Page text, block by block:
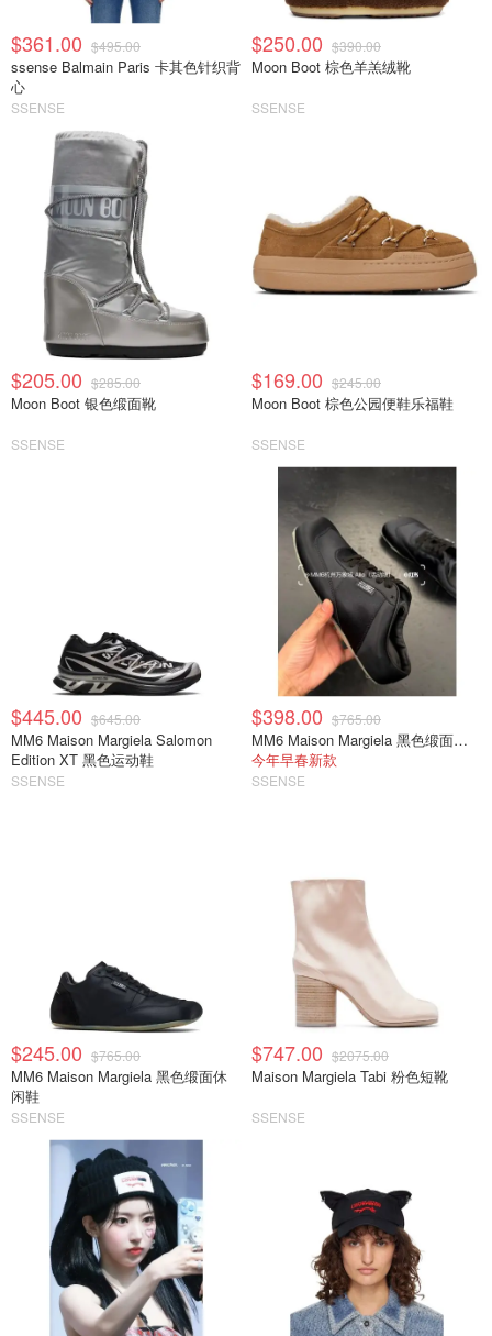
$361.00 $495.00
ssense Balmain Paris 卡其色针织背
心
SSENSE
$250.00 $390.00
Moon Boot 棕色羊羔绒靴
SSENSE
$205.00 $285.00
Moon Boot 银色缎面靴
SSENSE
$169.00 $245.00
Moon Boot 棕色公园便鞋乐福鞋
SSENSE
$445.00 $645.00
MM6 Maison Margiela Salomon
Edition XT 黑色运动鞋
SSENSE
$398.00 $765.00
MM6 Maison Margiela 黑色缎面半拖运动鞋
今年早春新款
SSENSE
$245.00 $765.00
MM6 Maison Margiela 黑色缎面休
闲鞋
SSENSE
$747.00 $2075.00
Maison Margiela Tabi 粉色短靴
SSENSE